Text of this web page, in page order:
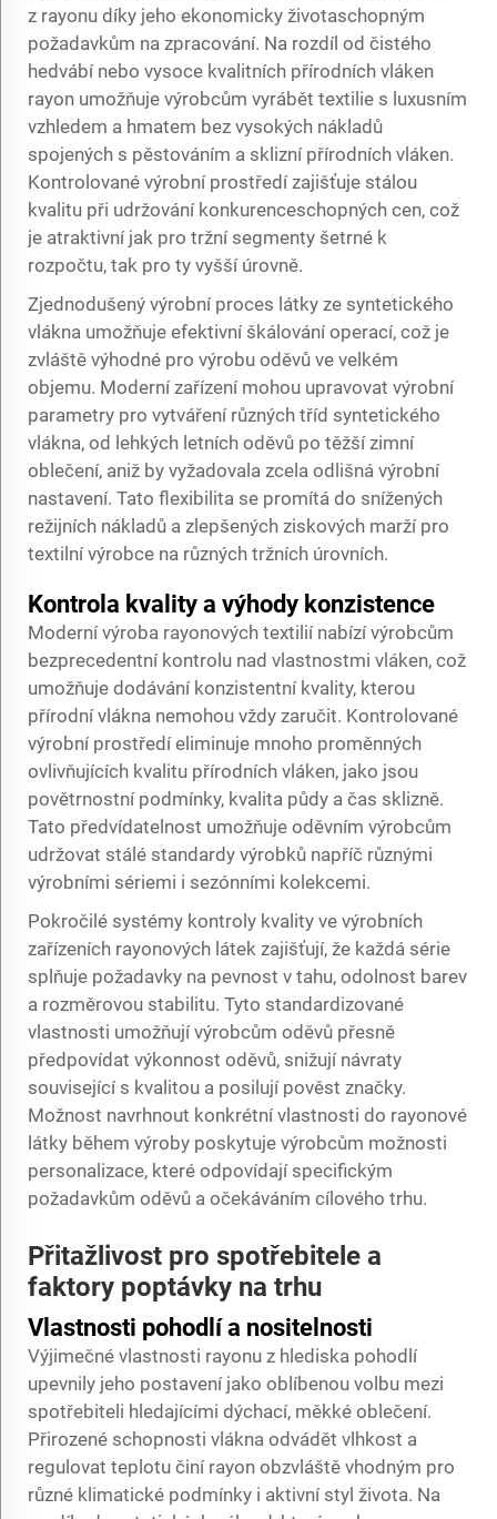
z rayonu díky jeho ekonomicky životaschopným
požadavkům na zpracování. Na rozdíl od čistého
hedvábí nebo vysoce kvalitních přírodních vláken
rayon umožňuje výrobcům vyrábět textilie s luxusním
vzhledem a hmatem bez vysokých nákladů
spojených s pěstováním a sklizní přírodních vláken.
Kontrolované výrobní prostředí zajišťuje stálou
kvalitu při udržování konkurenceschopných cen, což
je atraktivní jak pro tržní segmenty šetrné k
rozpočtu, tak pro ty vyšší úrovně.
Zjednodušený výrobní proces látky ze syntetického
vlákna umožňuje efektivní škálování operací, což je
zvláště výhodné pro výrobu oděvů ve velkém
objemu. Moderní zařízení mohou upravovat výrobní
parametry pro vytváření různých tříd syntetického
vlákna, od lehkých letních oděvů po těžší zimní
oblečení, aniž by vyžadovala zcela odlišná výrobní
nastavení. Tato flexibilita se promítá do snížených
režijních nákladů a zlepšených ziskových marží pro
textilní výrobce na různých tržních úrovních.
Kontrola kvality a výhody konzistence
Moderní výroba rayonových textilií nabízí výrobcům
bezprecedentní kontrolu nad vlastnostmi vláken, což
umožňuje dodávání konzistentní kvality, kterou
přírodní vlákna nemohou vždy zaručit. Kontrolované
výrobní prostředí eliminuje mnoho proměnných
ovlivňujících kvalitu přírodních vláken, jako jsou
povětrnostní podmínky, kvalita půdy a čas sklizně.
Tato předvídatelnost umožňuje oděvním výrobcům
udržovat stálé standardy výrobků napříč různými
výrobními sériemi i sezónními kolekcemi.
Pokročilé systémy kontroly kvality ve výrobních
zařízeních rayonových látek zajišťují, že každá série
splňuje požadavky na pevnost v tahu, odolnost barev
a rozměrovou stabilitu. Tyto standardizované
vlastnosti umožňují výrobcům oděvů přesně
předpovídat výkonnost oděvů, snižují návraty
související s kvalitou a posilují pověst značky.
Možnost navrhnout konkrétní vlastnosti do rayonové
látky během výroby poskytuje výrobcům možnosti
personalizace, které odpovídají specifickým
požadavkům oděvů a očekáváním cílového trhu.
Přitažlivost pro spotřebitele a
faktory poptávky na trhu
Vlastnosti pohodlí a nositelnosti
Výjimečné vlastnosti rayonu z hlediska pohodlí
upevnily jeho postavení jako oblíbenou volbu mezi
spotřebiteli hledajícími dýchací, měkké oblečení.
Přirozené schopnosti vlákna odvádět vlhkost a
regulovat teplotu činí rayon obzvláště vhodným pro
různé klimatické podmínky i aktivní styl života. Na